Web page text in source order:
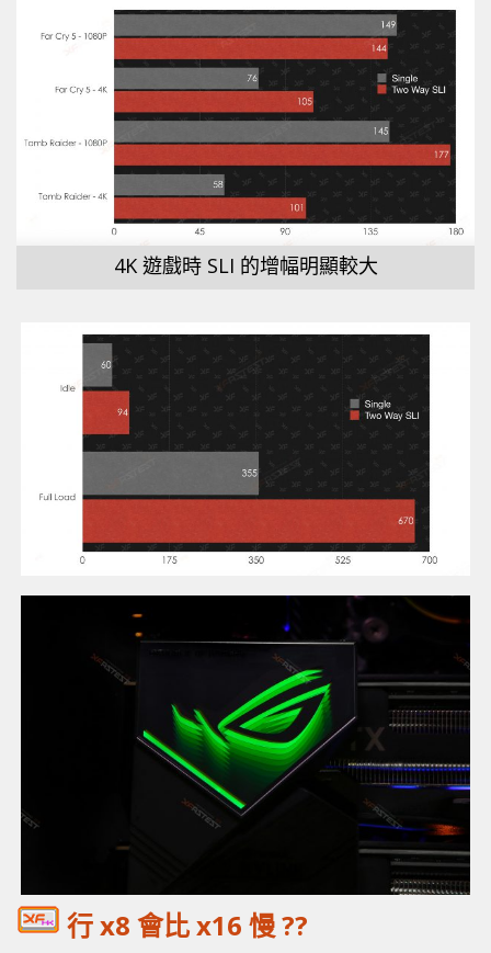
4K 遊戲時 SLI 的增幅明顯較大
行 x8 會比 x16 慢 ??